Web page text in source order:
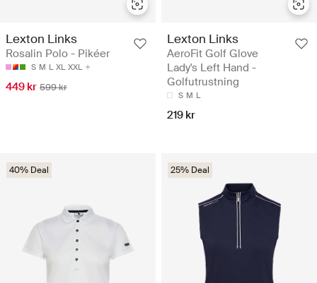
Lexton Links
Rosalin Polo - Pikéer
S M L XL XXL
449 kr 599 kr
Lexton Links
AeroFit Golf Glove
Lady's Left Hand -
Golfutrustning
S M L
219 kr
40% Deal 25% Deal